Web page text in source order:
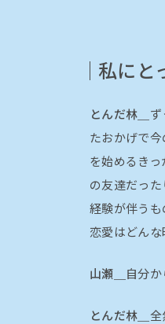
私にと
とんだ林＿
たおかげで
を始めるき
の友達だっ
経験が伴うも
恋愛はどんな
山瀬＿ 自分
とんだ林＿ 全